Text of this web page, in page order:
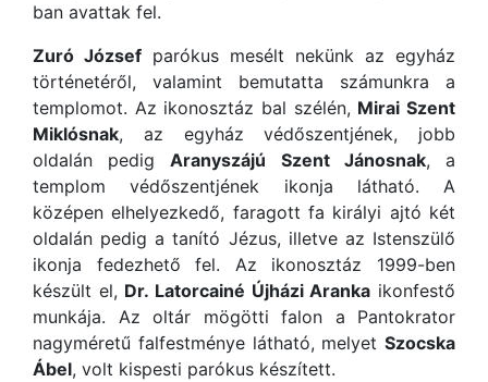
ban avattak fel.
Zuró József parókus mesélt nekünk az egyház
történetéről, valamint bemutatta számunkra a
templomot. Az ikonosztáz bal szélén, Mirai Szent
Miklósnak, az egyház védőszentjének, jobb
oldalán pedigAranyszájú Szent Jánosnak, a
templom védőszentjének ikonja látható. A
középen elhelyezkedő, faragott fa királyi ajtó két
oldalán pedig a tanító Jézus, illetve az Istenszülő
ikonja fedezhető fel. Az ikonosztáz 1999-ben
készült el, Dr. Latorcainé Újházi Aranka ikonfestő
munkája. Az oltár mögötti falon a Pantokrator
nagyméretű falfestménye látható, melyet Szocska
Ábel, volt kispesti parókus készített.